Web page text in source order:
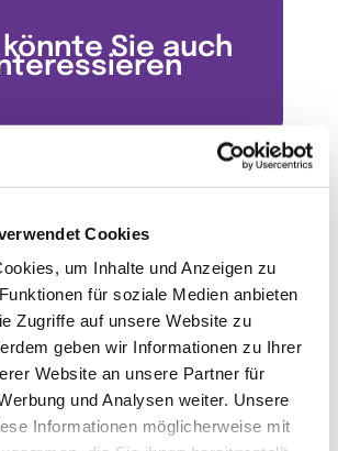
Cookies
um Inhalte und Anzeigen zu
für soziale Medien anbieten
Zugriffe auf unsere Website zu
geben wir Informationen zu Ihrer
Website an unsere Partner für
und Analysen weiter. Unsere
Informationen möglicherweise mit
könnte Sie auch